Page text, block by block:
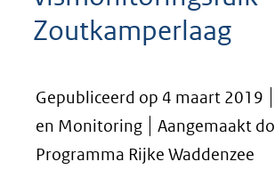
Zoutkamperlaag
Gepubliceerd op 4 maart 2019
en Monitoring
Aangemaakt
Programma Rijke Waddenzee